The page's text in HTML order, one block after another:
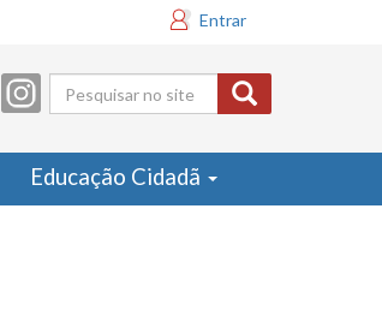
Entrar
Formulário
de busca
Educação Cidadã